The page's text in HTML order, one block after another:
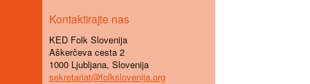
Kontaktirajte nas
KED Folk Slovenija
Aškerčeva cesta 2
1000 Ljubljana, Slovenija
sekretariat@folkslovenija.org